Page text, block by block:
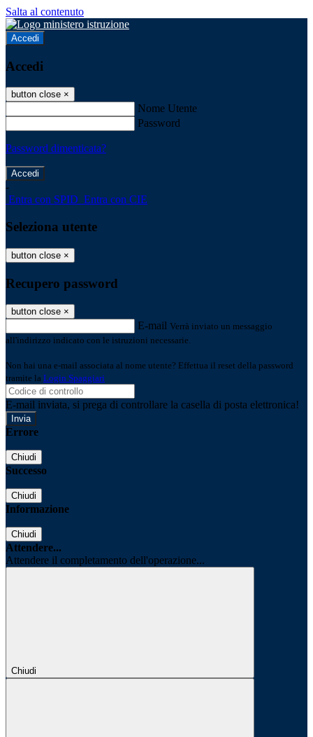
Salta al contenuto
Accedi
Accedi
button close ×
Nome Utente
Password
Password dimenticata?
-
Entra con SPID Entra con CIE
Seleziona utente
button close ×
Recupero password
button close ×
E-mail Verrà inviato un messaggio
all'indirizzo indicato con le istruzioni necessarie.
Non hai una e-mail associata al nome utente? Effettua il reset della password
tramite la Login Spaggiari
E-mail inviata, si prega di controllare la casella di posta elettronica!
Errore
Chiudi
Successo
Chiudi
Informazione
Chiudi
Attendere...
Attendere il completamento dell'operazione...
Chiudi